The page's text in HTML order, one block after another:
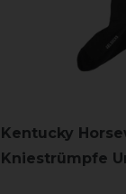
Kentucky
Kniestrümpfe